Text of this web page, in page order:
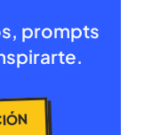
prompts